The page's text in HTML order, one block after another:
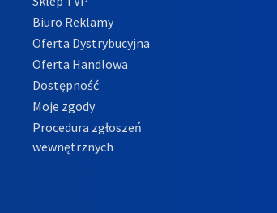
Biuro Reklamy
Oferta Dystrybucyjna
Oferta Handlowa
Dostępność
Moje zgody
Procedura zgłoszeń
wewnętrznych